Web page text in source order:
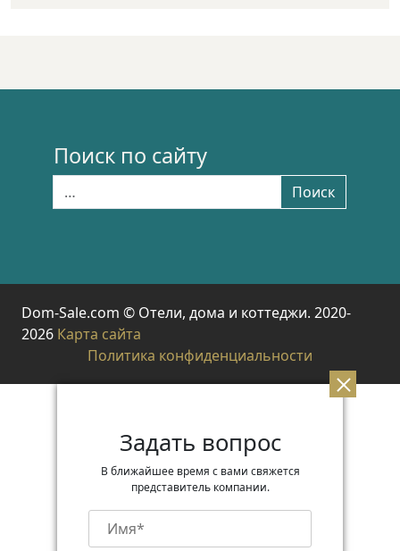
Поиск по сайту
Поиск
Dom-Sale.com © Отели, дома и коттеджи. 2020-
2026 Карта сайта
Политика конфиденциальности
Задать вопрос
В ближайшее время с вами свяжется
представитель компании.